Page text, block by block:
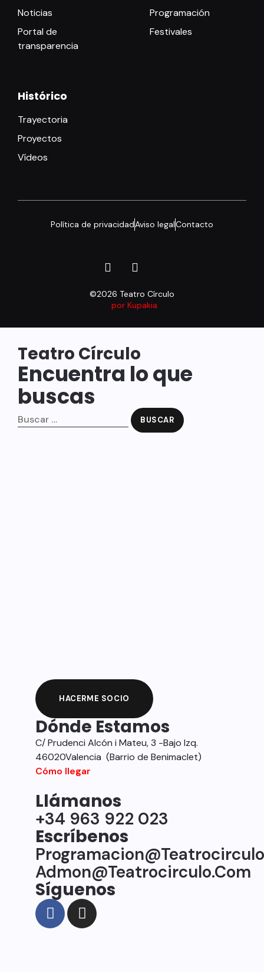
Noticias
Portal de
transparencia
Programación
Festivales
Histórico
Trayectoria
Proyectos
Vídeos
©2026 Teatro Círculo
por Kupakia
Política de privacidadAviso legalContacto
Teatro Círculo
Encuentra lo que
buscas
HACERME SOCIO
Dónde Estamos
C/ Prudenci Alcón i Mateu, 3 -Bajo Izq.
46020Valencia (Barrio de Benimaclet)
Cómo llegar
Llámanos
+34 963 922 023
Escríbenos
Admon@teatrocirculo.com
Síguenos